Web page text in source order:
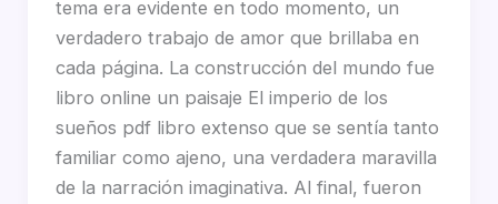
tema era evidente en todo momento, un
verdadero trabajo de amor que brillaba en
cada página. La construcción del mundo fue
libro online​ un paisaje El imperio de los
sueños pdf libro extenso que se sentía tanto
familiar como ajeno, una verdadera maravilla
de la narración imaginativa. Al final, fueron